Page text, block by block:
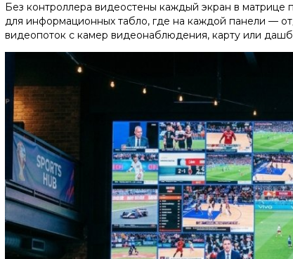
Без контроллера видеостены каждый экран в матрице
для информационных табло, где на каждой панели —
видеопоток с камер видеонаблюдения, карту или